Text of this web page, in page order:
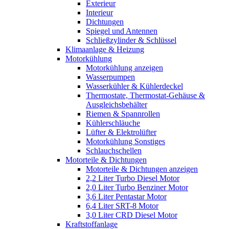
Exterieur
Interieur
Dichtungen
Spiegel und Antennen
Schließzylinder & Schlüssel
Klimaanlage & Heizung
Motorkühlung
Motorkühlung anzeigen
Wasserpumpen
Wasserkühler & Kühlerdeckel
Thermostate, Thermostat-Gehäuse &
Ausgleichsbehälter
Riemen & Spannrollen
Kühlerschläuche
Lüfter & Elektrolüfter
Motorkühlung Sonstiges
Schlauchschellen
Motorteile & Dichtungen
Motorteile & Dichtungen anzeigen
2,2 Liter Turbo Diesel Motor
2,0 Liter Turbo Benziner Motor
3,6 Liter Pentastar Motor
6,4 Liter SRT-8 Motor
3,0 Liter CRD Diesel Motor
Kraftstoffanlage